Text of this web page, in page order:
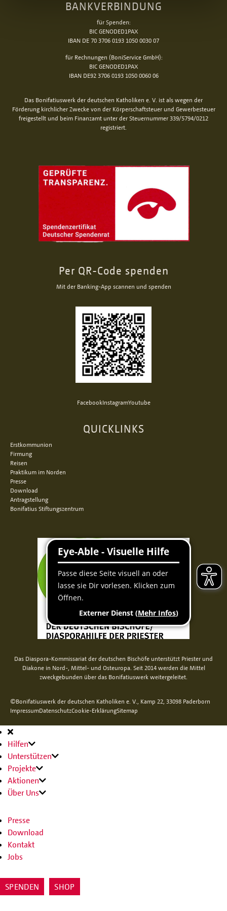
BANKVERBINDUNG
für Spenden:
BIC GENODED1PAX
IBAN DE 70 3706 0193 1050 0030 07
für Rechnungen (BoniService GmbH):
BIC GENODED1PAX
IBAN DE92 3706 0193 1050 0060 06
Das Bonifatiuswerk der deutschen Katholiken e. V. ist als wegen der
Förderung kirchlicher Zwecke von der Körperschaftsteuer und Gewerbesteuer
freigestellt und beim Finanzamt unter der Steuernummer 339/5794/0212
registriert.
Per QR-Code spenden
Mit der Banking-App scannen und spenden
FacebookInstagramYoutube
QUICKLINKS
Erstkommunion
Firmung
Reisen
Praktikum im Norden
Presse
Download
Antragstellung
Bonifatius Stiftungszentrum
Das Diaspora-Kommissariat der deutschen Bischöfe unterstützt Priester und
Diakone in Nord-, Mittel- und Osteuropa. Seit 2014 werden die Mittel
zweckgebunden über das Bonifatiuswerk weitergeleitet.
©Bonifatiuswerk der deutschen Katholiken e. V., Kamp 22, 33098 Paderborn
ImpressumDatenschutzCookie-ErklärungSitemap
Hauptnavigation
Hilfen
Unterstützen
Projekte
Aktionen
Über Uns
Presse
Download
Kontakt
Jobs
SPENDEN SHOP